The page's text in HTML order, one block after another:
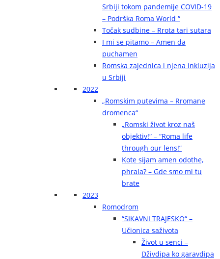
Srbiji tokom pandemije COVID-19
– Podrška Roma World “
Točak sudbine – Rrota tari sutara
I mi se pitamo – Amen da
puchamen
Romska zajednica i njena inkluzija
u Srbiji
2022
„Romskim putevima – Rromane
dromenca“
„Romski život kroz naš
objektiv!“ – “Roma life
through our lens!”
Kote sijam amen odothe,
phrala? – Gde smo mi tu
brate
2023
Romodrom
“SIKAVNI TRAJESKO“ –
Učionica saživota
Život u senci –
Dživdipa ko garavdipa